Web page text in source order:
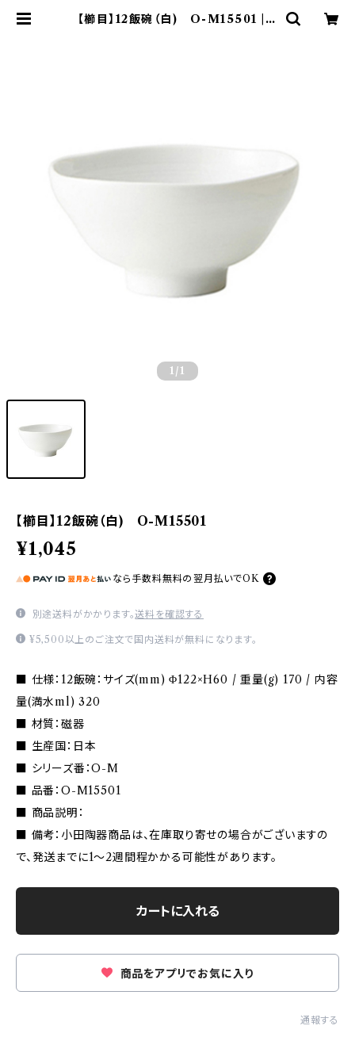
【櫛目】12飯碗（白) O-M15501 | y
1 /1
【櫛目】12飯碗（白) O-M15501
¥1,045
なら 手数料無料の 翌月払いでOK
別途送料がかかります。送料を確認する
¥5,500以上のご注文で国内送料が無料になります。
■ 仕様：12飯碗：サイズ(mm) Φ122×H60 / 重量(g) 170 / 内容
量(満水ml) 320
■ 材質：磁器
■ 生産国：日本
■ シリーズ番：O-M
■ 品番：O-M15501
■ 商品説明：
■ 備考：小田陶器商品は、在庫取り寄せの場合がございますの
で、発送までに1〜2週間程かかる可能性があります。
カートに入れる
商品をアプリでお気に入り
通報する